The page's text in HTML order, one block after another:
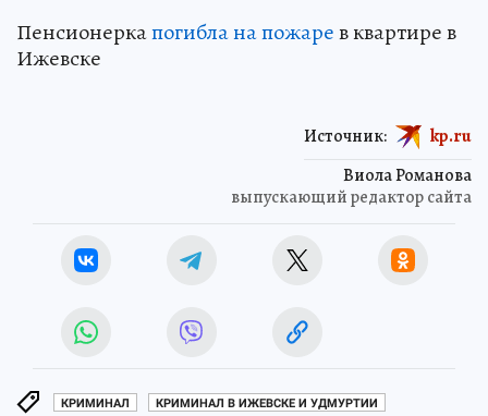
Пенсионеркапогибла на пожарев квартире в
Ижевске
Виола Романова
выпускающий редактор сайта
Источник: kp.ru
КРИМИНАЛ КРИМИНАЛ В ИЖЕВСКЕ И УДМУРТИИ